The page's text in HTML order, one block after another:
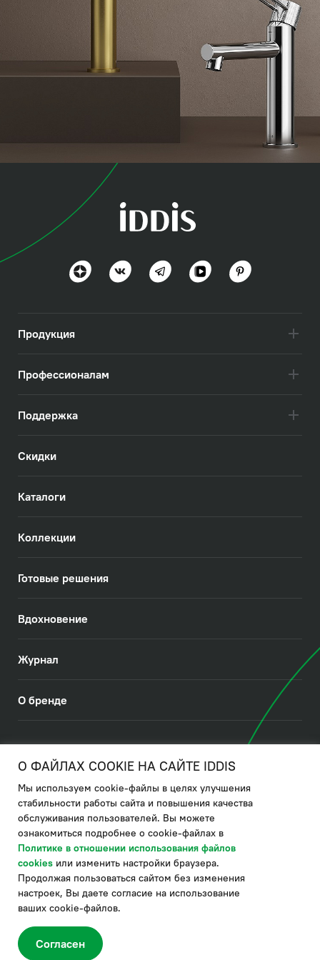
коллекция
Дюна (Duna)
Посмотреть всё
Продукция
Профессионалам
Поддержка
Скидки
Каталоги
Коллекции
Готовые решения
Вдохновение
Журнал
О бренде
Политика в отношении использования файлов cookies
Политика обработки ПДн
Политика в области управления цепочкой поставки
по системе "НСЛС"
Производитель оставляет за собой право в любой момент
вносить изменения в комплектацию, дизайн и характеристики
товара, не ухудшающие его качество.
О ФАЙЛАХ COOKIE НА САЙТЕ IDDIS
Мы используем cookie-файлы в целях улучшения
стабильности работы сайта и повышения качества
обслуживания пользователей. Вы можете
ознакомиться подробнее о cookie-файлах в
Политике в отношении использования файлов
cookies или изменить настройки браузера.
Продолжая пользоваться сайтом без изменения
настроек, Вы даете согласие на использование
ваших cookie-файлов.
Согласен